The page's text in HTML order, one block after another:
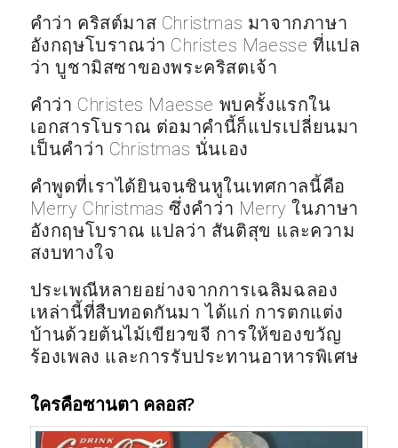
คำว่า คริสต์มาส Christmas มาจากภาษา
อังกฤษโบราณว่า Christes Maesse ที่แปล
ว่า บูชามิสซาของพระคริสตเจ้า
คำว่า Christes Maesse พบครั้งแรกใน
เอกสารโบราณ ต่อมาคำนี้ก็แปรเปลี่ยนมา
เป็นคำว่า Christmas นั่นเอง
คำพูดที่เราได้ยินจนชินหูในเทศกาลนี้คือ
Merry Christmas ซึ่งคำว่า Merry ในภาษา
อังกฤษโบราณ แปลว่า สันติสุข และความ
สงบทางใจ
ประเพณีหลายอย่างจากการเฉลิมฉลอง
เหล่านี้ที่สืบทอดกันมา ได้แก่ การตกแต่ง
บ้านด้วยต้นไม้เขียวขจี การให้ของขวัญ
ร้องเพลง และการรับประทานอาหารพิเศษ
ใครคือซานตา คลอส?